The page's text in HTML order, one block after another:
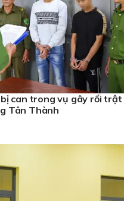
can trong vụ gây rối
Tân Thành